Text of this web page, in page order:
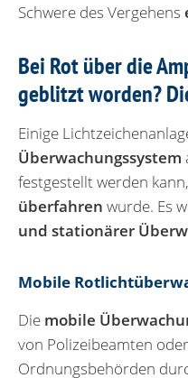
Schwere des Vergehens
Bei Rot über die
geblitzt worden?
Einige
Überwachungssystem
festgestellt werden
überfahren wurde. Es
und stationärer
Mobile
Die mobile
von Polizeibeamten
Ordnungsbehörden